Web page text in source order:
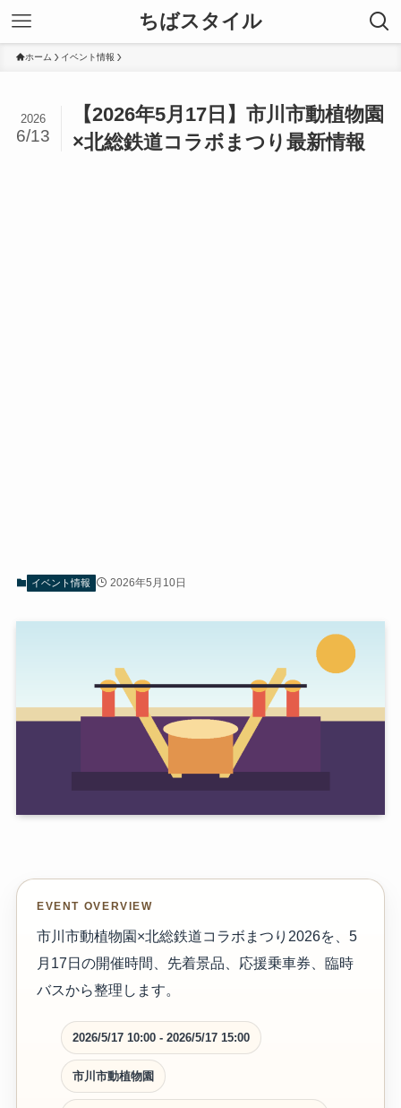
ちばスタイル
ホーム イベント情報
【2026年5月17日】市川市動植物園
×北総鉄道コラボまつり最新情報
2026
6/13
イベント情報 2026年5月10日
EVENT OVERVIEW
市川市動植物園×北総鉄道コラボまつり2026を、5
月17日の開催時間、先着景品、応援乗車券、臨時
バスから整理します。
2026/5/17 10:00 - 2026/5/17 15:00
市川市動植物園